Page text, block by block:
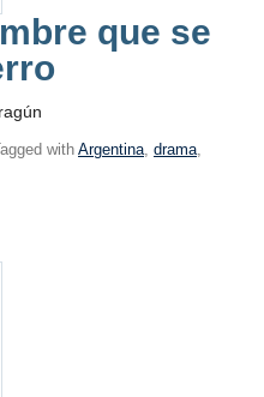
que se
with Argentina, drama,